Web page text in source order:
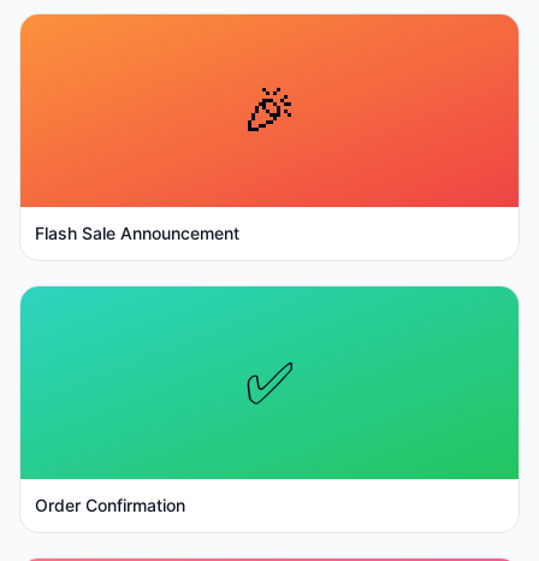
🎉
Flash Sale Announcement
✅
Order Confirmation